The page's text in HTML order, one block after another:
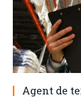
Agent de